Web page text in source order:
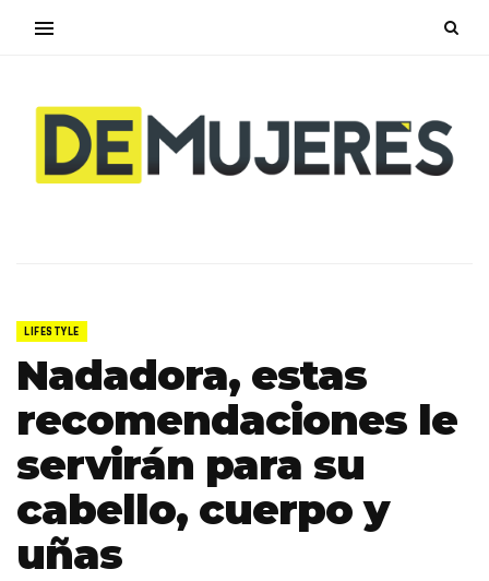
LIFESTYLE
Nadadora, estas
recomendaciones le
servirán para su
cabello, cuerpo y
uñas